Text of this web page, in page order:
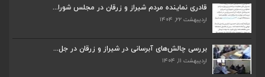
قادری نماینده مردم شیراز و زرقان در مجلس شورا...
اردیبهشت ۲۲, ۱۴۰۴
بررسی چالش‌های آبرسانی در شیراز و زرقان در جل...
اردیبهشت ۱۱, ۱۴۰۴
قادری نماینده مردم شیراز و زرقان در مجلس شورا...
بررسی چالش‌های آبرسانی در شیراز و زرقان در جل...